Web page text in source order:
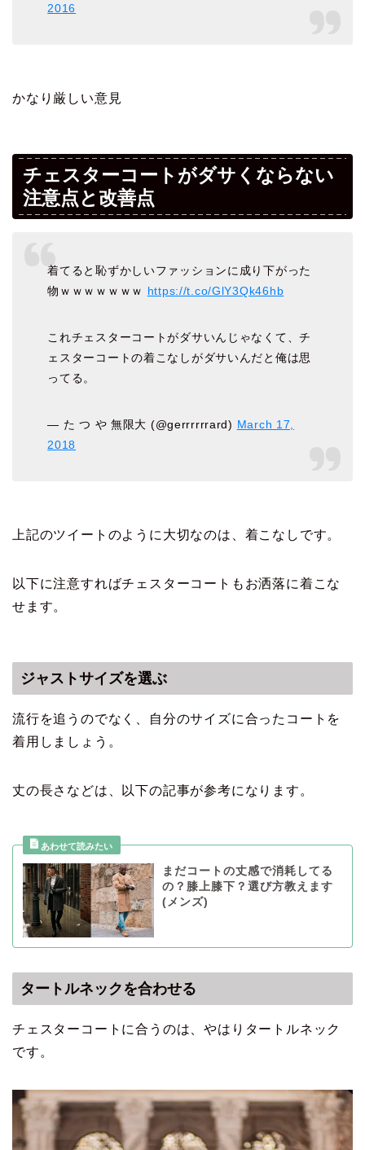
2016
かなり厳しい意見
チェスターコートがダサくならない
注意点と改善点
着てると恥ずかしいファッションに成り下がった
物ｗｗｗｗｗｗｗ https://t.co/GlY3Qk46hb
これチェスターコートがダサいんじゃなくて、チ
ェスターコートの着こなしがダサいんだと俺は思
ってる。
— た つ や 無限大 (@gerrrrrrard) March 17,
2018
上記のツイートのように大切なのは、着こなしです。
以下に注意すればチェスターコートもお洒落に着こな
せます。
ジャストサイズを選ぶ
流行を追うのでなく、自分のサイズに合ったコートを
着用しましょう。
丈の長さなどは、以下の記事が参考になります。
まだコートの丈感で消耗してる
の？膝上膝下？選び方教えます
(メンズ)
タートルネックを合わせる
チェスターコートに合うのは、やはりタートルネック
です。